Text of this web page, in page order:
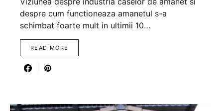
despre cum functioneaza amanetul s-a
schimbat foarte mult in ultimii 10…
READ MORE